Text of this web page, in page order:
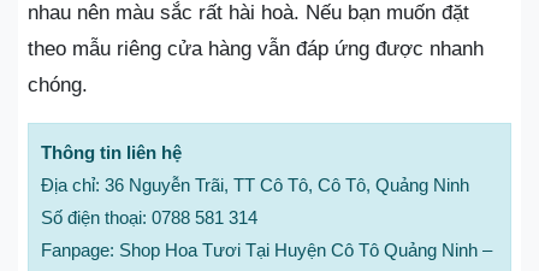
nhau nên màu sắc rất hài hoà. Nếu bạn muốn đặt
theo mẫu riêng cửa hàng vẫn đáp ứng được nhanh
chóng.
Thông tin liên hệ
Địa chỉ: 36 Nguyễn Trãi, TT Cô Tô, Cô Tô, Quảng Ninh
Số điện thoại: 0788 581 314
Fanpage: Shop Hoa Tươi Tại Huyện Cô Tô Quảng Ninh –